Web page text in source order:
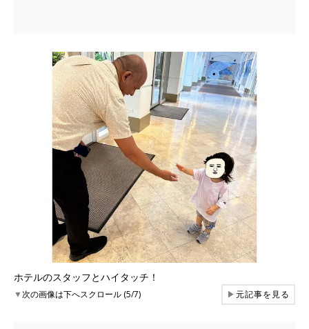
ホテルのスタッフとハイタッチ！
▼次の画像は下へスクロール (5/7) ▶元記事を見る